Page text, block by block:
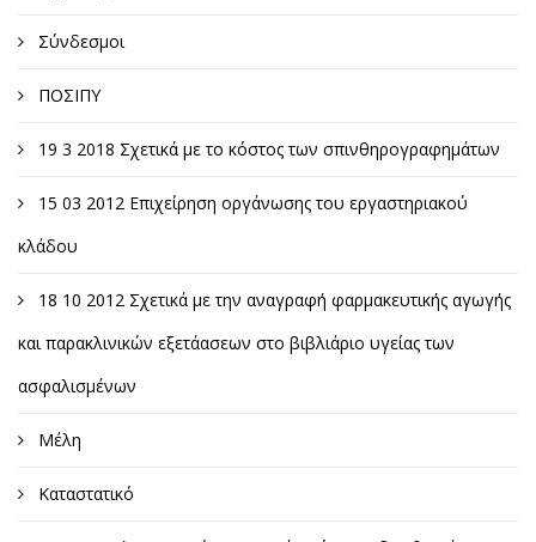
Σύνδεσμοι
ΠΟΣΙΠΥ
19 3 2018 Σχετικά με το κόστος των σπινθηρογραφημάτων
15 03 2012 Επιχείρηση οργάνωσης του εργαστηριακού
κλάδου
18 10 2012 Σχετικά με την αναγραφή φαρμακευτικής αγωγής
και παρακλινικών εξετάασεων στο βιβλιάριο υγείας των
ασφαλισμένων
Μέλη
Καταστατικό